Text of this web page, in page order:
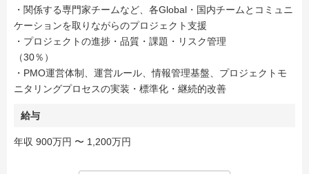
・関係する専門家チームなど、各Global・国内チームとコミュニ
ケーションを取りながらのプロジェクト支援
・プロジェクトの進捗・品質・課題・リスク管理
（30％）
・PMO運営体制、運営ルール、情報管理基盤、プロジェクトモ
ニタリングプロセスの実装・標準化・継続的改善
給与
年収 900万円 〜 1,200万円